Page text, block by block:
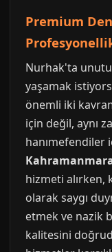
Premium
Nurhak'ta
yaşamak
önemli iki
için değil, aynı
hanımefendiler
hizmeti alırken,
olarak saygı
etmek ve nazik
kalitesini